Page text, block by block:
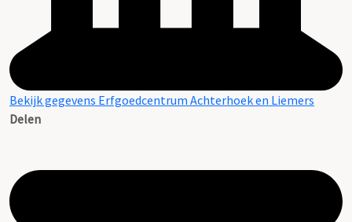
Bekijk gegevens Erfgoedcentrum Achterhoek en Liemers
Delen